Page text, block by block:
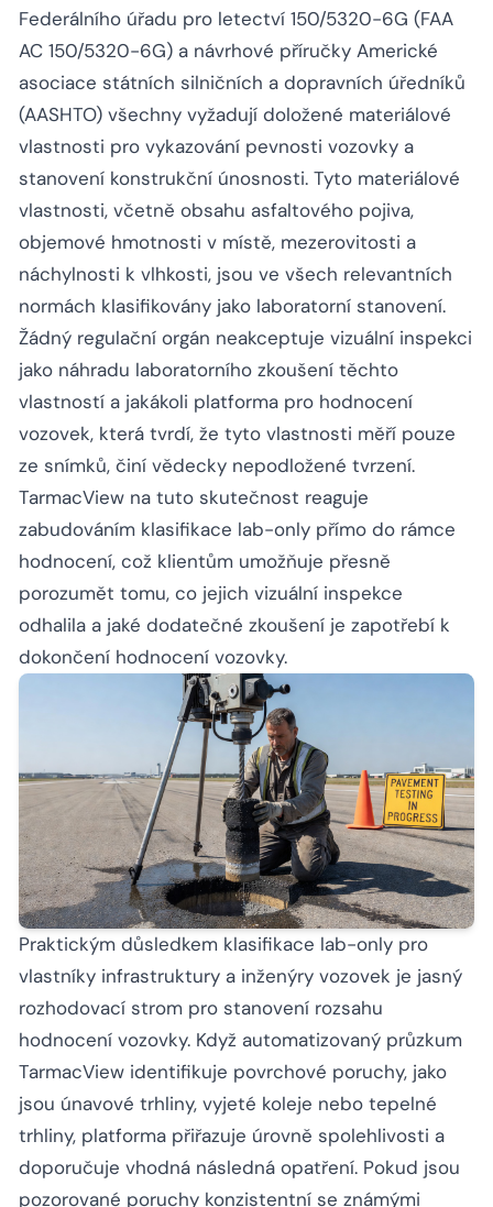
Federálního úřadu pro letectví 150/5320-6G (FAA
AC 150/5320-6G) a návrhové příručky Americké
asociace státních silničních a dopravních úředníků
(AASHTO) všechny vyžadují doložené materiálové
vlastnosti pro vykazování pevnosti vozovky a
stanovení konstrukční únosnosti. Tyto materiálové
vlastnosti, včetně obsahu asfaltového pojiva,
objemové hmotnosti v místě, mezerovitosti a
náchylnosti k vlhkosti, jsou ve všech relevantních
normách klasifikovány jako laboratorní stanovení.
Žádný regulační orgán neakceptuje vizuální inspekci
jako náhradu laboratorního zkoušení těchto
vlastností a jakákoli platforma pro hodnocení
vozovek, která tvrdí, že tyto vlastnosti měří pouze
ze snímků, činí vědecky nepodložené tvrzení.
TarmacView na tuto skutečnost reaguje
zabudováním klasifikace lab-only přímo do rámce
hodnocení, což klientům umožňuje přesně
porozumět tomu, co jejich vizuální inspekce
odhalila a jaké dodatečné zkoušení je zapotřebí k
dokončení hodnocení vozovky.
Praktickým důsledkem klasifikace lab-only pro
vlastníky infrastruktury a inženýry vozovek je jasný
rozhodovací strom pro stanovení rozsahu
hodnocení vozovky. Když automatizovaný průzkum
TarmacView identifikuje povrchové poruchy, jako
jsou únavové trhliny, vyjeté koleje nebo tepelné
trhliny, platforma přiřazuje úrovně spolehlivosti a
doporučuje vhodná následná opatření. Pokud jsou
pozorované poruchy konzistentní se známými